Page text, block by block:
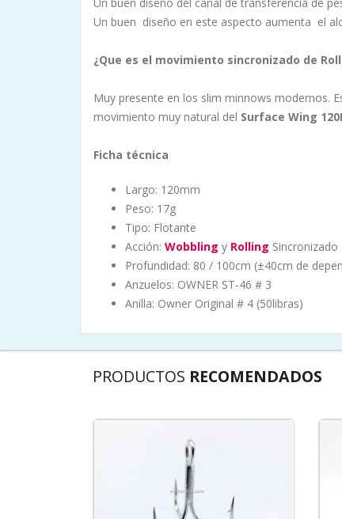
Un buen diseño en este aspecto aumenta el
¿Que es el movimiento sincronizado de
Muy presente en los slim minnows modernos.
movimiento muy natural del Surface Wing
Ficha técnica
Largo: 120mm
Peso: 17g
Tipo: Flotante
Acción: Wobbling y Rolling Sincronizado
Profundidad: 80 / 100cm (±40cm de
Anzuelos: OWNER ST-46 # 3
Anilla: Owner Original # 4 (50libras)
PRODUCTOS RECOMENDADOS